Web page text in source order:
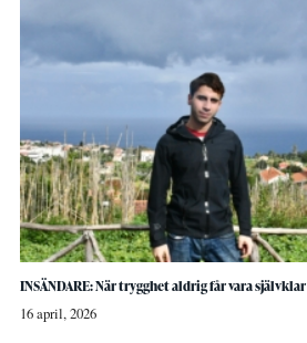
INSÄNDARE: När trygghet aldrig får vara självklar
16 april, 2026